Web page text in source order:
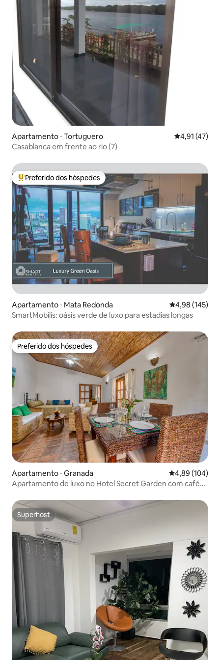
Apartamento ⋅ Tortuguero 4,91 de uma
4,91 (47)
Casablanca em frente ao rio (7)
Entre os melhores preferidos dos hóspedes
Preferido dos hóspedes
Apartamento ⋅ Mata Redonda 4,98 de uma
4,98 (145)
SmartMobilis: oásis verde de luxo para estadias longas
Preferido dos hóspedes
Preferido dos hóspedes
Apartamento ⋅ Granada 4,89 de uma
4,89 (104)
Apartamento de luxo no Hotel Secret Garden com café
Superhost
Superhost